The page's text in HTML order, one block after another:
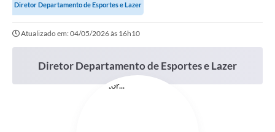
Diário Oficial
Legislação
Ouvidoria
Diretor Departamento de Esportes e Lazer
Atualizado em: 04/05/2026 às 16h10
Diretor Departamento de Esportes e Lazer